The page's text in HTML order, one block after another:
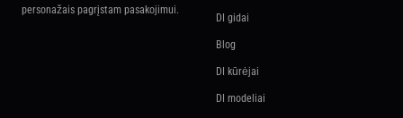
personažais pagrįstam pasakojimui.
DI gidai
Blog
DI kūrėjai
DI modeliai